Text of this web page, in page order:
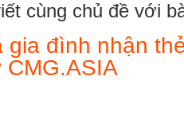
cùng chủ đề với
gia đình nhận